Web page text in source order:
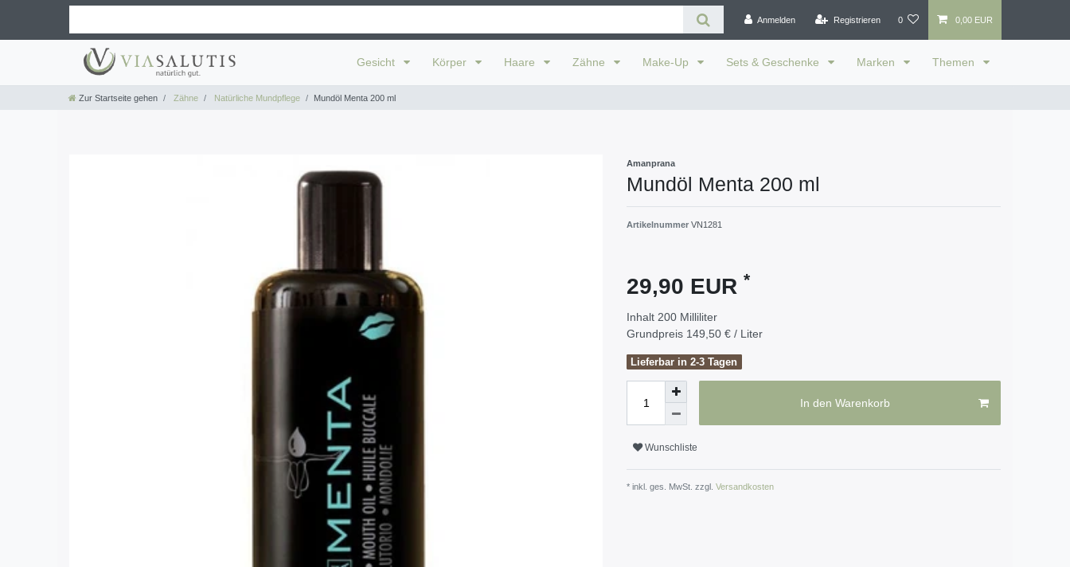
Anmelden Registrieren 0 0,00 EUR
Gesicht Körper Haare Zähne Make-Up Sets & Geschenke Marken Themen
Zur Startseite gehen Zähne Natürliche Mundpflege Mundöl Menta 200 ml
Amanprana
Mundöl Menta 200 ml
Artikelnummer VN1281
29,90 EUR *
Inhalt 200 Milliliter
Grundpreis 149,50 € / Liter
Lieferbar in 2-3 Tagen
In den Warenkorb
Wunschliste
* inkl. ges. MwSt. zzgl. Versandkosten